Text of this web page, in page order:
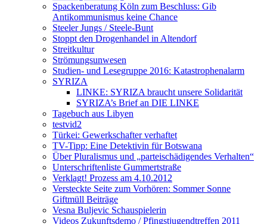
Spackenberatung Köln zum Beschluss: Gib
Antikommunismus keine Chance
Steeler Jungs / Steele-Bunt
Stoppt den Drogenhandel in Altendorf
Streitkultur
Strömungsunwesen
Studien- und Lesegruppe 2016: Katastrophenalarm
SYRIZA
LINKE: SYRIZA braucht unsere Solidarität
SYRIZA’s Brief an DIE LINKE
Tagebuch aus Libyen
testvid2
Türkei: Gewerkschafter verhaftet
TV-Tipp: Eine Detektivin für Botswana
Über Pluralismus und „parteischädigendes Verhalten“
Unterschriftenliste Gummertstraße
Verklagt! Prozess am 4.10.2012
Versteckte Seite zum Vorhören: Sommer Sonne
Giftmüll Beiträge
Vesna Buljevic Schauspielerin
Videos Zukunftsdemo / Pfingstjugendtreffen 2011